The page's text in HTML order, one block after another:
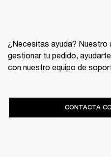
¿Necesitas ayuda? Nuestro
gestionar tu pedido,
con nuestro equipo de
CONTACTA